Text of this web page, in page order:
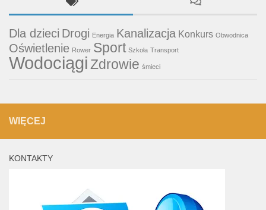
Dla dzieci Drogi Energia Kanalizacja Konkurs Obwodnica
Oświetlenie Rower Sport Szkoła Transport
WodociągiZdrowie śmieci
WIĘCEJ
KONTAKTY